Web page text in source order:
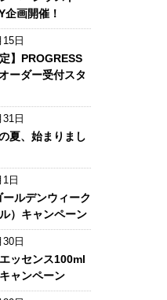
画開催！
日
定】PROGRESS
ーダー受付スタ
日
夏、始まりまし
日
ルデンウィーク
）キャンペーン
日
ッセンス100ml
ャンペーン